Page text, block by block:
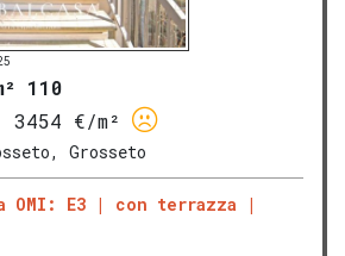
110
3454 €/m²
Grosseto
OMI: E3
con terrazza